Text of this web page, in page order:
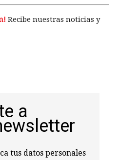
Recibe nuestras noticias y
a
tus datos personales